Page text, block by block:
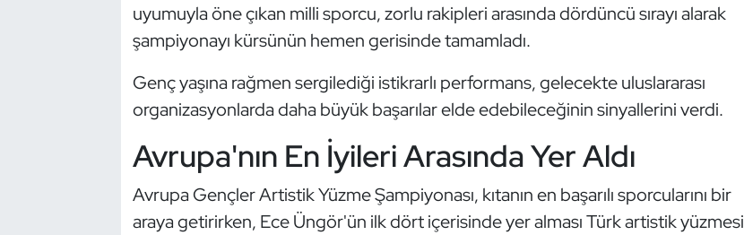
uyumuyla öne çıkan milli sporcu, zorlu rakipleri arasında dördüncü sırayı alarak
şampiyonayı kürsünün hemen gerisinde tamamladı.
Genç yaşına rağmen sergilediği istikrarlı performans, gelecekte uluslararası
organizasyonlarda daha büyük başarılar elde edebileceğinin sinyallerini verdi.
Avrupa'nın En İyileri Arasında Yer Aldı
Avrupa Gençler Artistik Yüzme Şampiyonası, kıtanın en başarılı sporcularını bir
araya getirirken, Ece Üngör'ün ilk dört içerisinde yer alması Türk artistik yüzmesi
İşitme Engelli Sporcular
Judo ve Kuraş
Kano ve Rafting